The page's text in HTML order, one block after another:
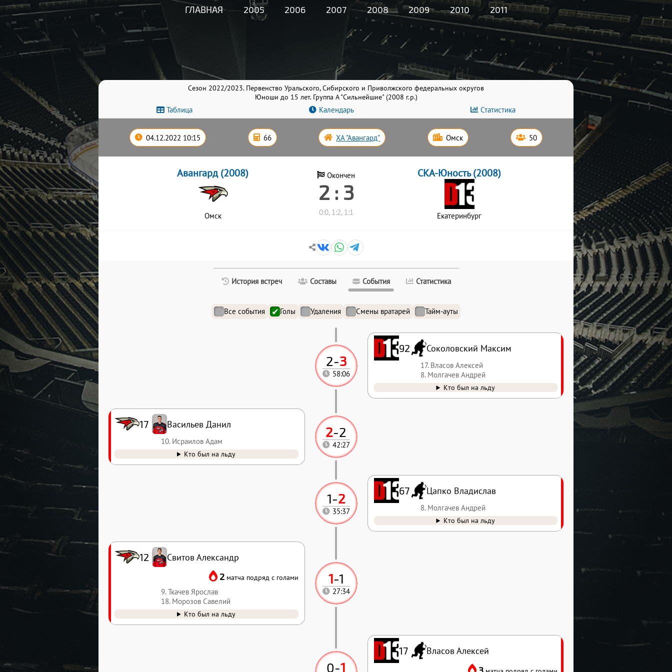
ГЛАВНАЯ 2005 2006 2007 2008 2009 2010 2011
Сезон 2022/2023. Первенство Уральского, Сибирского и Приволжского федеральных округов
Юноши до 15 лет. Группа A "Сильнейшие" (2008 г.р.)
Таблица Календарь Статистика
04.12.2022 10:15 66 ХА "Авангард" Омск 50
Авангард (2008)
Омск
Окончен
2 : 3
0:0, 1:2, 1:1
СКА-Юность (2008)
Екатеринбург
История встреч Составы События Статистика
Все события Голы Удаления Смены вратарей Тайм-ауты
0-1
17 Власов Алексей
1-1
27:34
12 Свитов Александр
2 матча подряд с голами
9. Ткачев Ярослав
18. Морозов Савелий
Кто был на льду
1-2
35:37
67 Цапко Владислав
8. Молгачев Андрей
Кто был на льду
2-2
42:27
17 Васильев Данил
10. Исраилов Адам
Кто был на льду
2-3
58:06
92 Соколовский Максим
17. Власов Алексей
8. Молгачев Андрей
Кто был на льду